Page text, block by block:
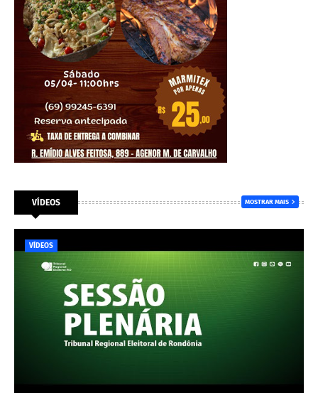
VÍDEOS MOSTRAR MAIS
VÍDEOS